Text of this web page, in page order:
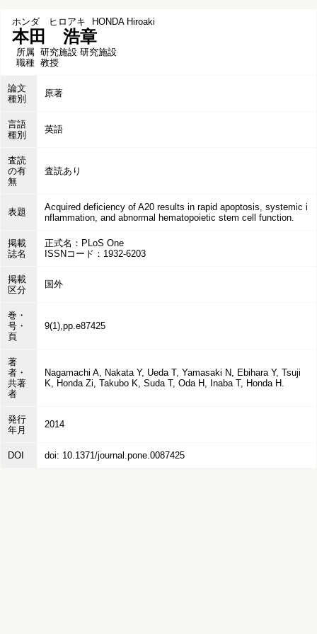
ホンダ ヒロアキ HONDA Hiroaki
本田 浩章
所属 研究施設 研究施設
職種 教授
論文
種別
原著
言語
種別
英語
査読
の有
無
査読あり
表題
Acquired deficiency of A20 results in rapid apoptosis, systemic i
nflammation, and abnormal hematopoietic stem cell function.
掲載
誌名
正式名：PLoS One
ISSNコード：1932-6203
掲載
区分
国外
巻・
号・
頁
9(1),pp.e87425
著
者・
共著
者
Nagamachi A, Nakata Y, Ueda T, Yamasaki N, Ebihara Y, Tsuji
K, Honda Zi, Takubo K, Suda T, Oda H, Inaba T, Honda H.
発行
年月
2014
DOI doi: 10.1371/journal.pone.0087425